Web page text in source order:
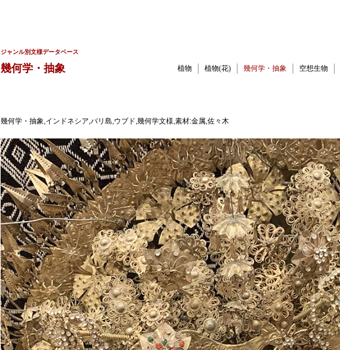
ジャンル別文様データベース
幾何学・抽象 植物 植物(花) 幾何学・抽象 空想生物
幾何学・抽象,インドネシア,バリ島,ウブド,幾何学文様,素材:金属,佐々木